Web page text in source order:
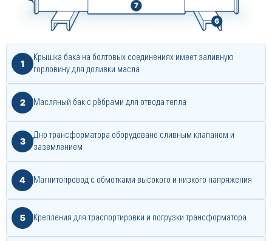
1
Крышка бака на болтовых соединениях имеет заливную
горловину для доливки масла
2 Масляный бак с рёбрами для отвода тепла
3
Дно трансформатора оборудовано сливным клапаном и
заземлением
4 Магнитопровод с обмотками высокого и низкого напряжения
5 Крепления для траспортировки и погрузки трансформатора